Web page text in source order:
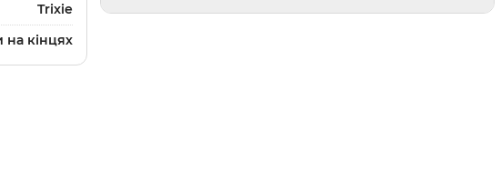
засоби
препарати
Trixie
на кінцях